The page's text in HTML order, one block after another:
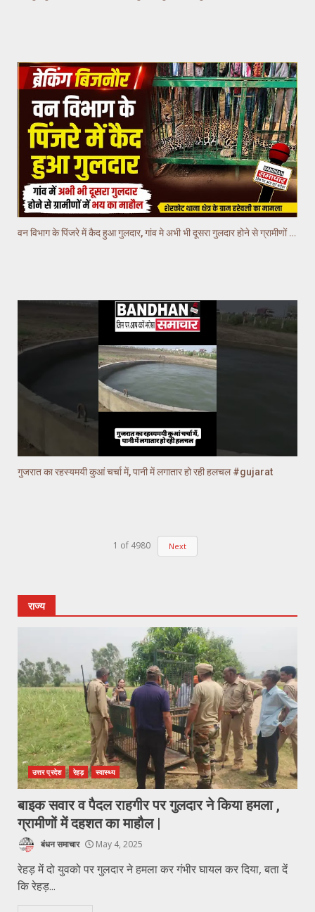
वन विभाग के पिंजरे में कैद हुआ गुलदार, गांव मे अभी भी दूसरा गुलदार होने से ग्रामीणों में भय का माहौल
गुजरात का रहस्यमयी कुआं चर्चा में, पानी में लगातार हो रही हलचल #gujarat
1 of 4980 Next
राज्य
उत्तर प्रदेश रेहड़ स्वास्थ्य
बाइक सवार व पैदल राहगीर पर गुलदार ने किया हमला ,
ग्रामीणों में दहशत का माहौल |
बंधन समाचार May 4, 2025
रेहड़ में दो युवको पर गुलदार ने हमला कर गंभीर घायल कर दिया, बता दें
कि रेहड़...